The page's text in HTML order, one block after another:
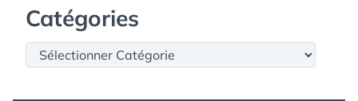
Catégories
Catégories